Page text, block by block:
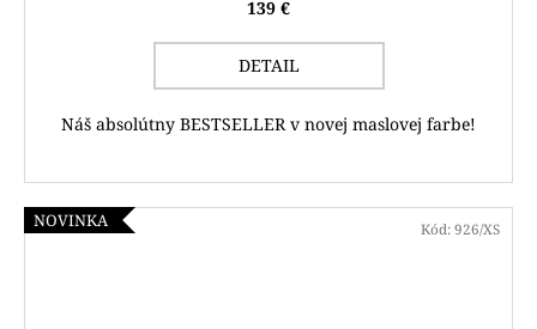
139 €
DETAIL
Náš absolútny BESTSELLER v novej maslovej farbe!
NOVINKA Kód: 926/XS